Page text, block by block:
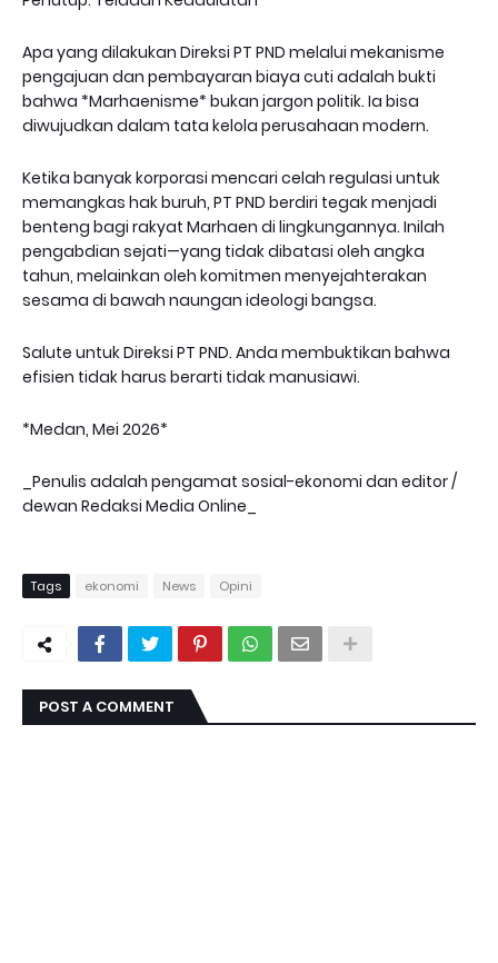
Apa yang dilakukan Direksi PT PND melalui mekanisme
pengajuan dan pembayaran biaya cuti adalah bukti
bahwa *Marhaenisme* bukan jargon politik. Ia bisa
diwujudkan dalam tata kelola perusahaan modern.
Ketika banyak korporasi mencari celah regulasi untuk
memangkas hak buruh, PT PND berdiri tegak menjadi
benteng bagi rakyat Marhaen di lingkungannya. Inilah
pengabdian sejati—yang tidak dibatasi oleh angka
tahun, melainkan oleh komitmen menyejahterakan
sesama di bawah naungan ideologi bangsa.
Salute untuk Direksi PT PND. Anda membuktikan bahwa
efisien tidak harus berarti tidak manusiawi.
*Medan, Mei 2026*
_Penulis adalah pengamat sosial-ekonomi dan editor /
dewan Redaksi Media Online_
Tags ekonomi News Opini
POST A COMMENT